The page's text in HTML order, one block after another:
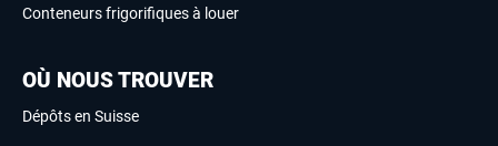
Conteneurs frigorifiques à louer
OÙ NOUS TROUVER
Dépôts en Suisse